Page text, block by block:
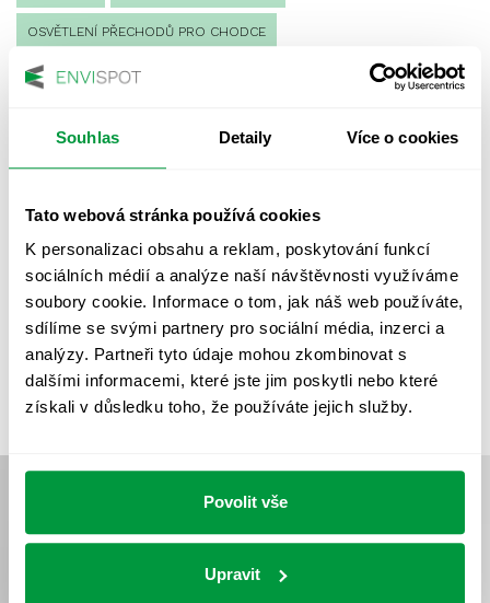
Souhlas Detaily Více o cookies
Tato webová stránka používá cookies
K personalizaci obsahu a reklam, poskytování funkcí
sociálních médií a analýze naší návštěvnosti využíváme
soubory cookie. Informace o tom, jak náš web používáte,
sdílíme se svými partnery pro sociální média, inzerci a
analýzy. Partneři tyto údaje mohou zkombinovat s
dalšími informacemi, které jste jim poskytli nebo které
získali v důsledku toho, že používáte jejich služby.
Povolit vše
Upravit
OSVĚTLENÍ PŘECHODŮ PRO CHODCE
OSVĚTLENÍ SPORTOVIŠŤ
VÝPOČET OSVĚTLENÍ VÝPOČET ZASTÍNĚNÍ
VÝPOČTY A NÁVRHY
ZKOUŠKY NOUZOVÉHO OSVĚTLENÍ